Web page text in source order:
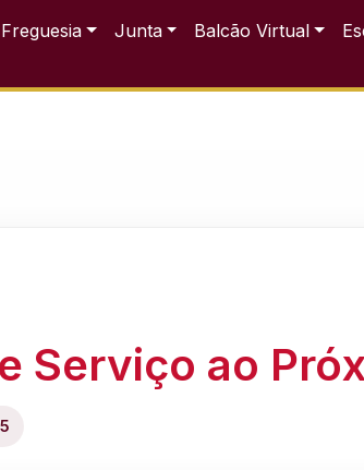
Junta Balcão Virtual
Serviço ao